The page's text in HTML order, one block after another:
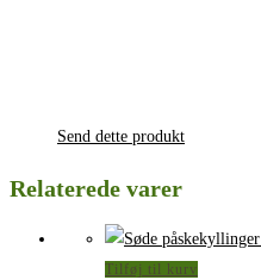
Send dette produkt
Relaterede varer
Tilføj til kurv